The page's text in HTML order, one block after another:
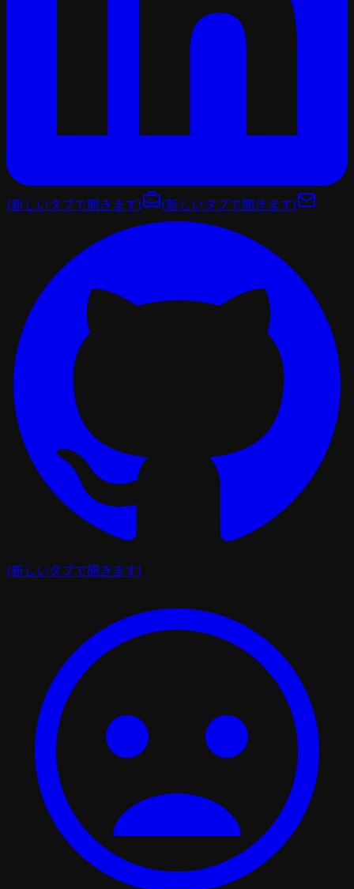
(新しいタブで開きます) (新しいタブで開きます)
(新しいタブで開きます)